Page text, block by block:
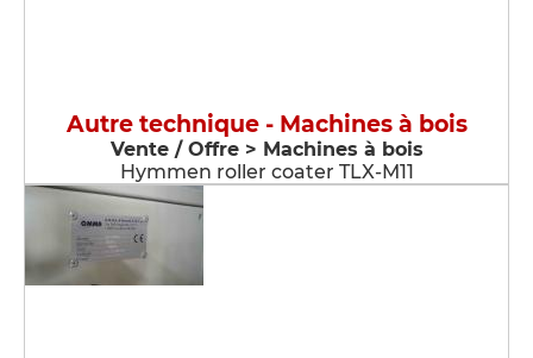
Autre technique - Machines à bois
Vente / Offre > Machines à bois
Hymmen roller coater TLX-M11